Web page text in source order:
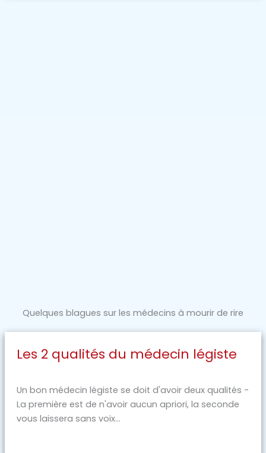
Quelques blagues sur les médecins à mourir de rire
Les 2 qualités du médecin légiste
Un bon médecin légiste se doit d'avoir deux qualités -
La première est de n'avoir aucun apriori, la seconde
vous laissera sans voix...